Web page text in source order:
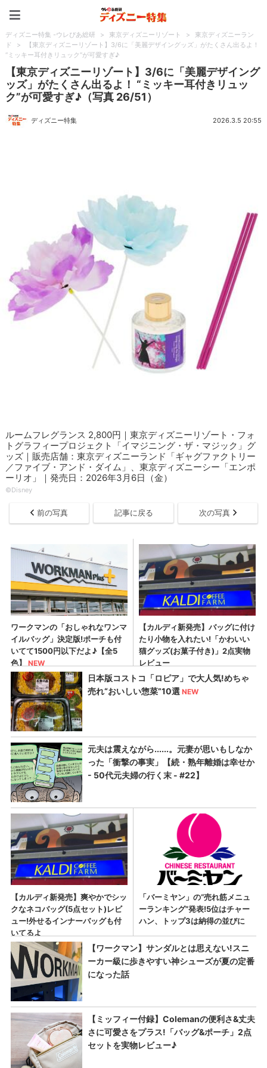
ディズニー特集 -ウレぴあ総研 > 東京ディズニーリゾート >
東京ディズニーラン
ド
>
【東京ディズニーリゾート】3/6に「美麗デザイングッズ」がたくさん出るよ！
“ミッキー耳付きリュック”が可愛すぎ♪
【東京ディズニーリゾート】3/6に「美麗デザイング
ッズ」がたくさん出るよ！ “ミッキー耳付きリュッ
ク”が可愛すぎ♪（写真 26/51）
ディズニー特集 2026.3.5 20:55
ルームフレグランス 2,800円｜東京ディズニーリゾート・フォ
トグラフィープロジェクト「イマジニング・ザ・マジック」グ
ッズ｜販売店舗：東京ディズニーランド「ギャグファクトリー
／ファイブ・アンド・ダイム」、東京ディズニーシー「エンポ
ーリオ」｜発売日：2026年3月6日（金）
©Disney
前の写真 記事に戻る 次の写真